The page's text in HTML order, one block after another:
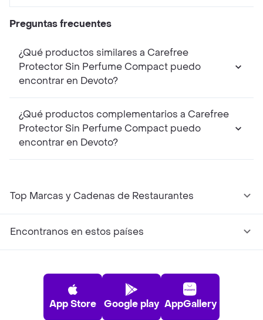
Preguntas frecuentes
¿Qué productos similares a Carefree
Protector Sin Perfume Compact puedo
encontrar en Devoto?
¿Qué productos complementarios a Carefree
Protector Sin Perfume Compact puedo
encontrar en Devoto?
Top Marcas y Cadenas de Restaurantes
Encontranos en estos países
App Store Google play AppGallery